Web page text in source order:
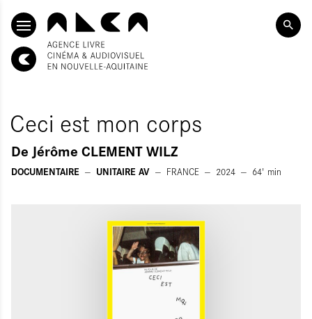
ALLER AU CONTENU PRINCIPAL
Ceci est mon corps
De Jérôme CLEMENT WILZ
DOCUMENTAIRE UNITAIRE AV FRANCE 2024 64' min